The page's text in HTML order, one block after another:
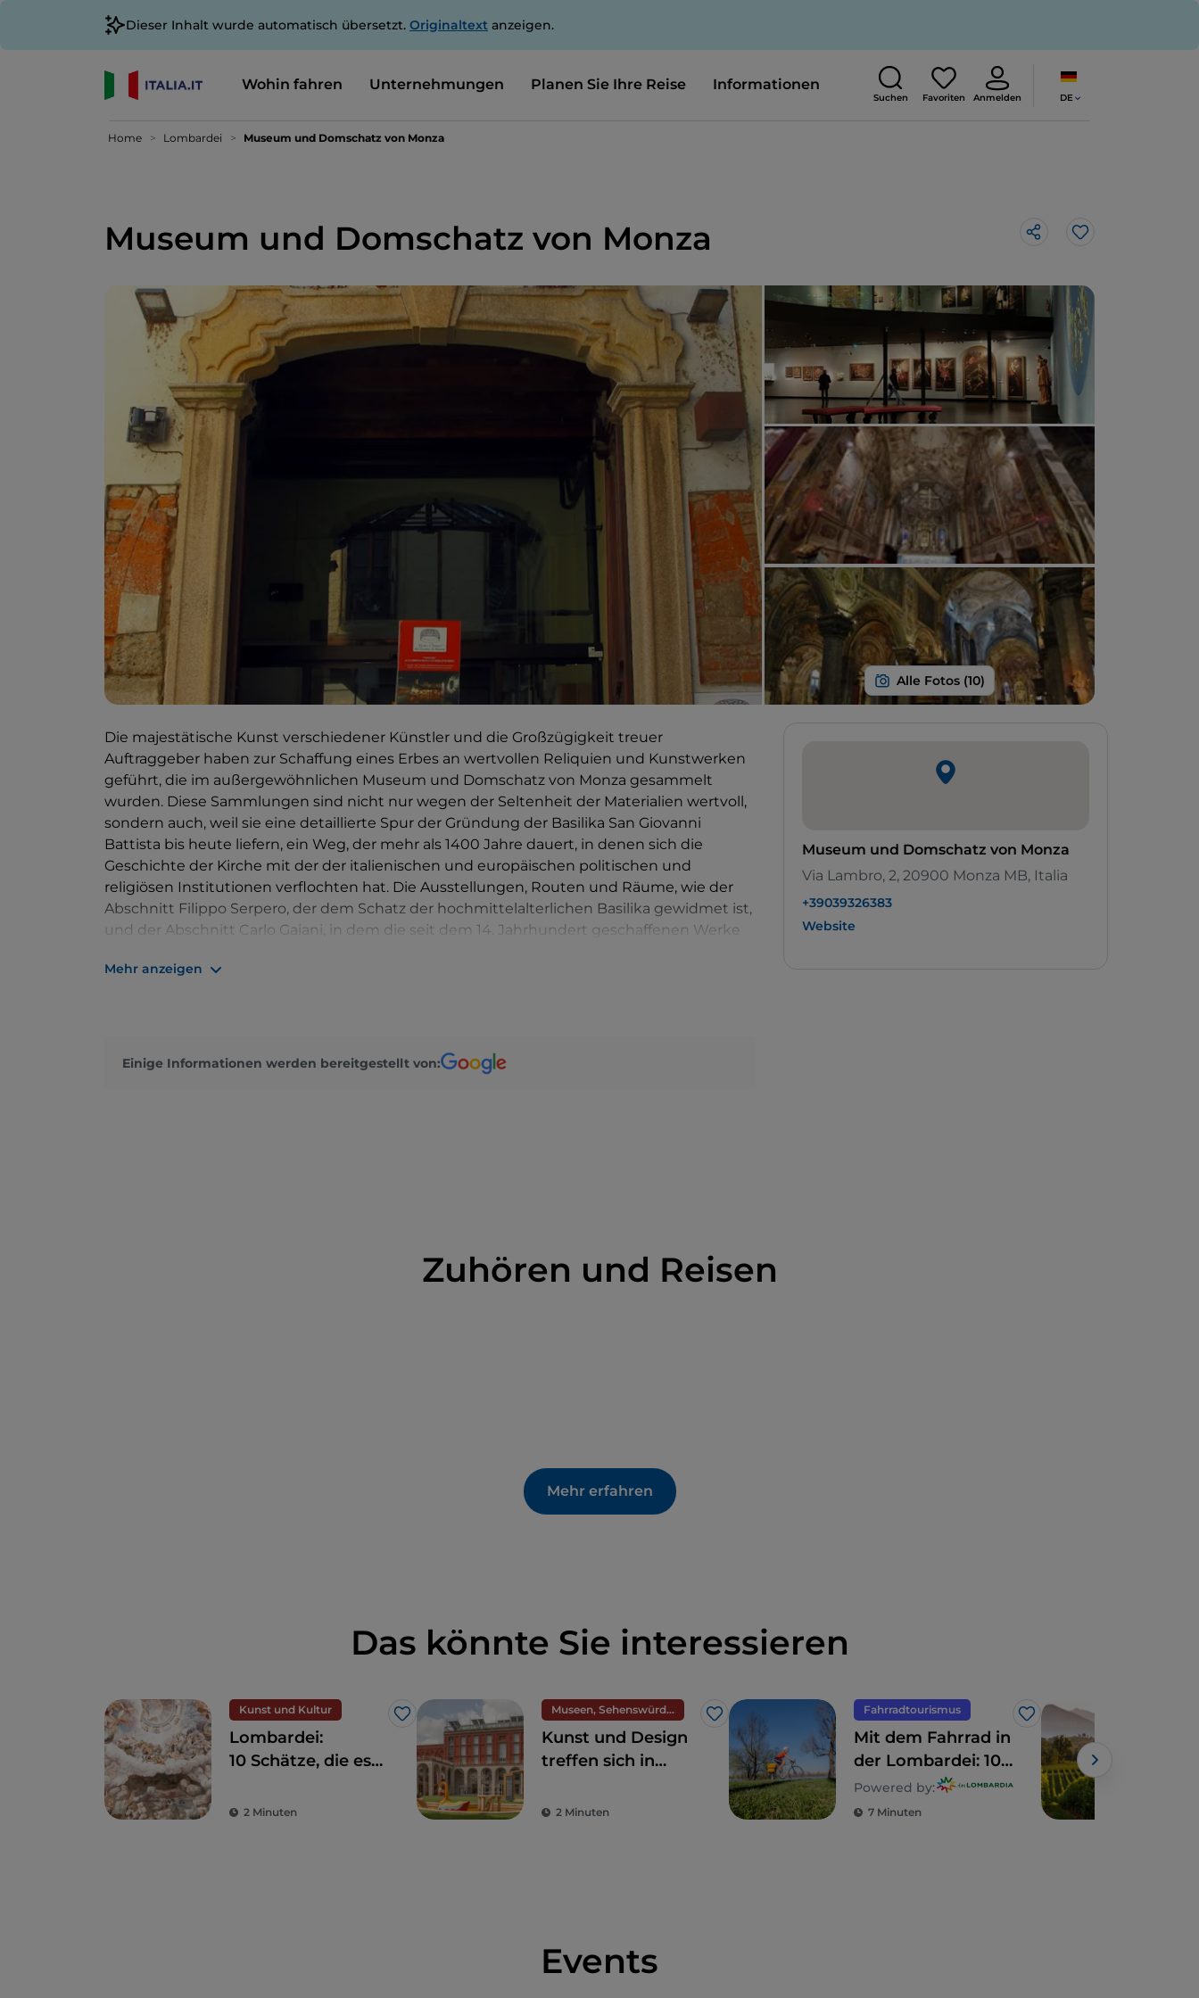
Dieser Inhalt wurde automatisch übersetzt. Originaltext anzeigen.
Wohin fahren Unternehmungen Planen Sie Ihre Reise Informationen
Suchen Favoriten Anmelden DE
Home Lombardei Museum und Domschatz von Monza
Museum und Domschatz von Monza Like
Die majestätische Kunst verschiedener Künstler und die Großzügigkeit treuer
Auftraggeber haben zur Schaffung eines Erbes an wertvollen Reliquien und Kunstwerken
geführt, die im außergewöhnlichen Museum und Domschatz von Monza gesammelt
wurden. Diese Sammlungen sind nicht nur wegen der Seltenheit der Materialien wertvoll,
sondern auch, weil sie eine detaillierte Spur der Gründung der Basilika San Giovanni
Battista bis heute liefern, ein Weg, der mehr als 1400 Jahre dauert, in denen sich die
Geschichte der Kirche mit der der italienischen und europäischen politischen und
religiösen Institutionen verflochten hat. Die Ausstellungen, Routen und Räume, wie der
Abschnitt Filippo Serpero, der dem Schatz der hochmittelalterlichen Basilika gewidmet ist,
und der Abschnitt Carlo Gaiani, in dem die seit dem 14. Jahrhundert geschaffenen Werke
Entwicklung der Geschichte des Doms zu stärken.
Mehr anzeigen
Einige Informationen werden bereitgestellt von:
Museum und Domschatz von Monza
Via Lambro, 2, 20900 Monza MB, Italia
+39039326383
Website
Zuhören und Reisen
Mehr erfahren
Das könnte Sie interessieren
Kunst und Kultur
Like
Lombardei:
10 Schätze, die es
und Umgebung zu
2 Minuten
Museen, Sehenswürdigkeiten und Denkmäler
Like
Kunst und Design
treffen sich in
Triennale
2 Minuten
Fahrradtourismus
Like
Mit dem Fahrrad in
der Lombardei: 10
Routen für
Familien
Powered by:
7 Minuten
Events